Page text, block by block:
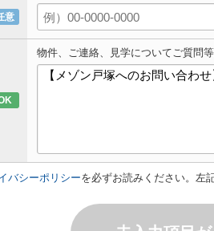
意
物件、ご連絡、見学についてご質問
バシーポリシーを必ずお読みください。左